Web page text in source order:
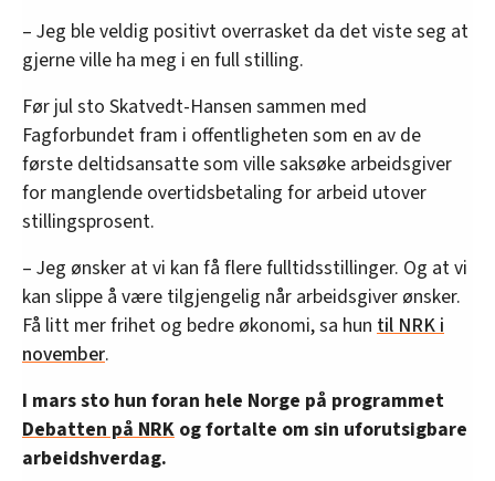
– Jeg ble veldig positivt overrasket da det viste seg at
gjerne ville ha meg i en full stilling.
Før jul sto Skatvedt-Hansen sammen med
Fagforbundet fram i offentligheten som en av de
første deltidsansatte som ville saksøke arbeidsgiver
for manglende overtidsbetaling for arbeid utover
stillingsprosent.
– Jeg ønsker at vi kan få flere fulltidsstillinger. Og at vi
kan slippe å være tilgjengelig når arbeidsgiver ønsker.
Få litt mer frihet og bedre økonomi, sa hun til NRK i
november.
I mars sto hun foran hele Norge på programmet
Debatten på NRK og fortalte om sin uforutsigbare
arbeidshverdag.